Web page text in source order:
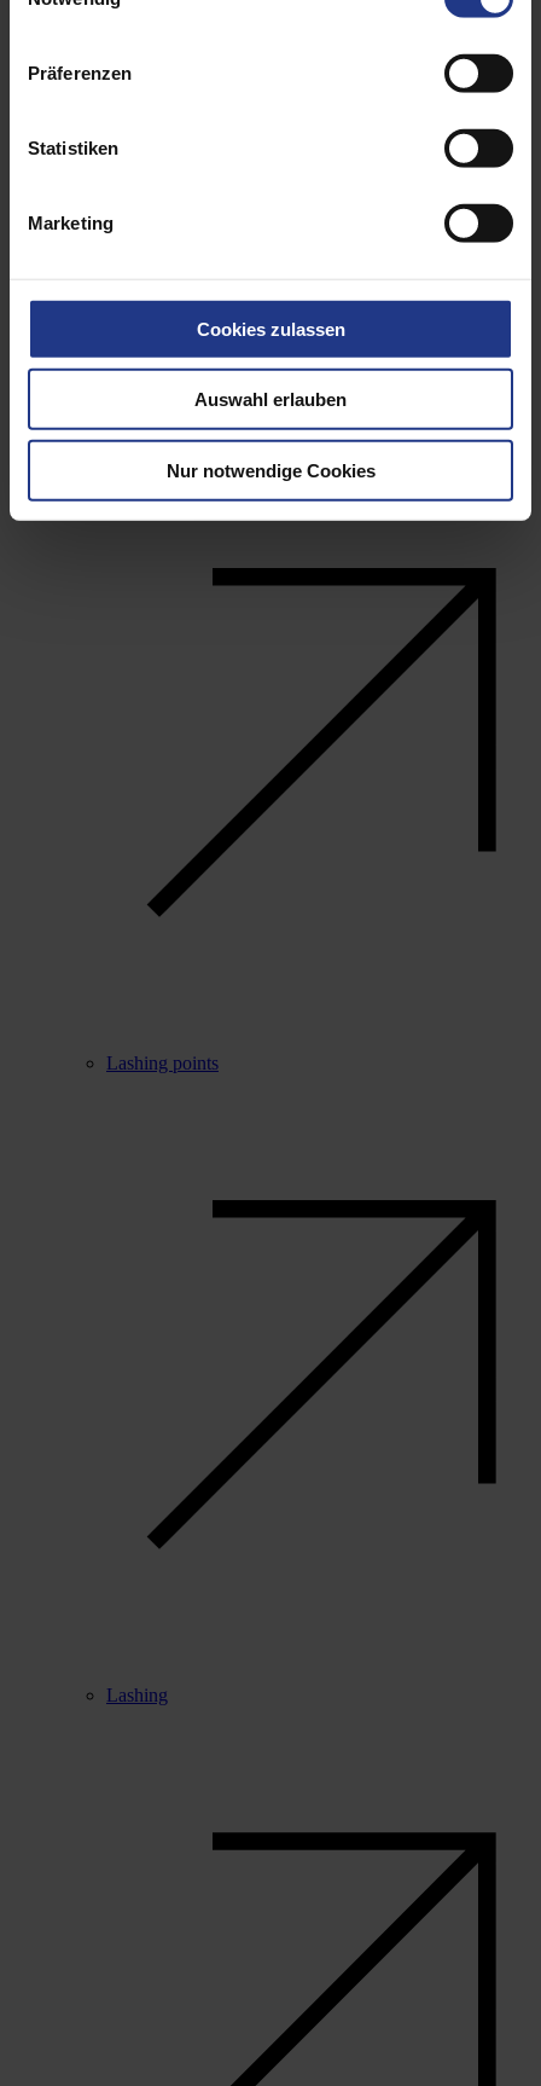
Präferenzen
Statistiken
Marketing
Cookies zulassen
Auswahl erlauben
Nur notwendige Cookies
Lifting means
Lashing points
Lashing